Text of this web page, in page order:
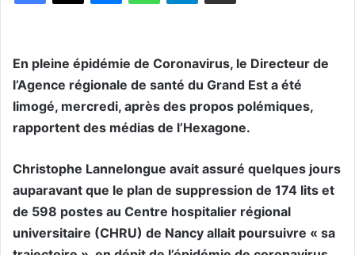
En pleine épidémie de Coronavirus, le Directeur de
l’Agence régionale de santé du Grand Est a été
limogé, mercredi, après des propos polémiques,
rapportent des médias de l’Hexagone.
Christophe Lannelongue avait assuré quelques jours
auparavant que le plan de suppression de 174 lits et
de 598 postes au Centre hospitalier régional
universitaire (CHRU) de Nancy allait poursuivre « sa